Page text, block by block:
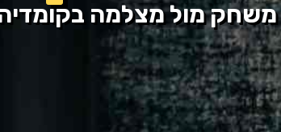
משחק מול מצלמה